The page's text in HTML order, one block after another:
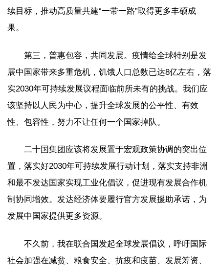
续目标，推动高质量共建“一带一路”取得更多丰硕成
果。
第三，普惠包容，共同发展。疫情给全球特别是发
展中国家带来多重危机，饥饿人口总数已达8亿左右，落
实2030年可持续发展议程面临前所未有的挑战。我们应
该坚持以人民为中心，提升全球发展的公平性、有效
性、包容性，努力不让任何一个国家掉队。
二十国集团应该将发展置于宏观政策协调的突出位
置，落实好2030年可持续发展行动计划，落实支持非洲
和最不发达国家实现工业化倡议，促进现有发展合作机
制协同增效。发达经济体要履行官方发展援助承诺，为
发展中国家提供更多资源。
不久前，我在联合国发起全球发展倡议，呼吁国际
社会加强在减贫、粮食安全、抗疫和疫苗、发展筹资、